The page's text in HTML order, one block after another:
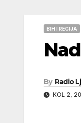
BIH I REGIJA
By Radio
KOL 2,